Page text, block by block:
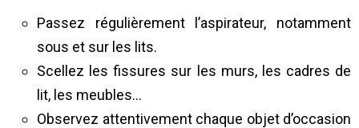
Passez régulièrement l’aspirateur, notamment
sous et sur les lits.
Scellez les fissures sur les murs, les cadres de
lit, les meubles…
Observez attentivement chaque objet d’occasion